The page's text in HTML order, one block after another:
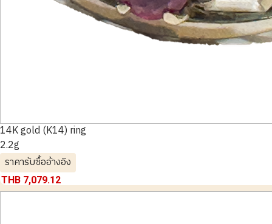
14K gold (K14) ring
2.2g
ราคารับซื้ออ้างอิง
THB 7,079.12